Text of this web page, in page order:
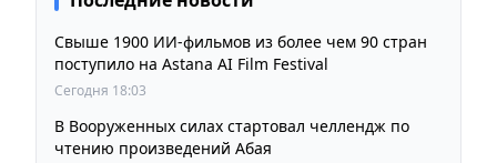
Свыше 1900 ИИ-фильмов из более чем 90 стран
поступило на Astana AI Film Festival
Сегодня 18:03
В Вооруженных силах стартовал челлендж по
чтению произведений Абая